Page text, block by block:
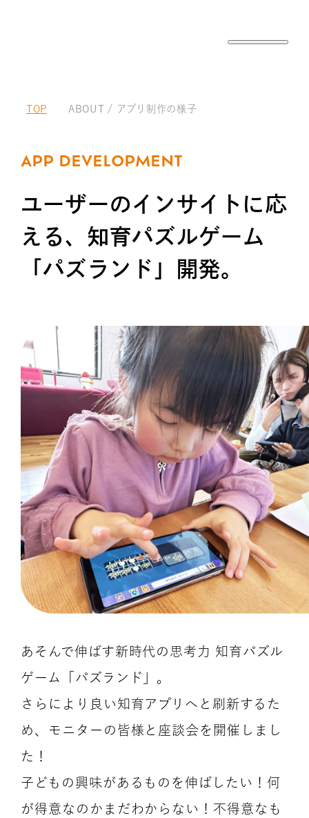
TOP ABOUT / アプリ制作の様子
AP P D EV E LO PM E N
ユーザーのイ ンサイ ト に応
え る、 知育パ ズルゲーム
「パ ズ ラ ン ド 」 開 発。
あそんで伸ばす新時代の思考力 知育パズル
ゲーム「パズランド」。
さらにより良い知育アプリへと刷新するた
め、モニターの皆様と座談会を開催しまし
た！
子どもの興味があるものを伸ばしたい！何
が得意なのかまだわからない！不得意なも